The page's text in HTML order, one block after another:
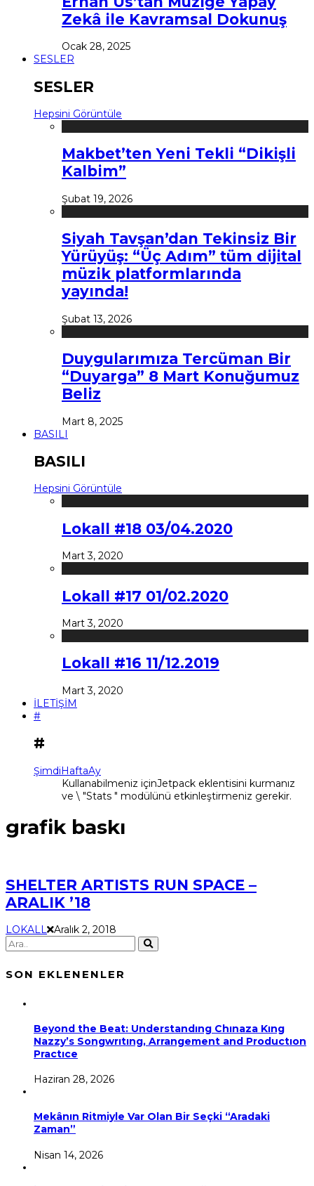
Zekâ ile Kavramsal Dokunuş
Ocak 28, 2025
SESLER
SESLER
Hepsini Görüntüle
Makbet’ten Yeni Tekli “Dikişli
Kalbim”
Şubat 19, 2026
Siyah Tavşan’dan Tekinsiz Bir
Yürüyüş: “Üç Adım” tüm dijital
müzik platformlarında
yayında!
Şubat 13, 2026
Duygularımıza Tercüman Bir
“Duyarga” 8 Mart Konuğumuz
Beliz
Mart 8, 2025
BASILI
BASILI
Hepsini Görüntüle
Lokall #18 03/04.2020
Mart 3, 2020
Lokall #17 01/02.2020
Mart 3, 2020
Lokall #16 11/12.2019
Mart 3, 2020
İLETİŞİM
#
#
ŞimdiHaftaAy
Kullanabilmeniz içinJetpack eklentisini kurmanız
ve \ "Stats " modülünü etkinleştirmeniz gerekir.
grafik baskı
SHELTER ARTISTS RUN SPACE –
ARALIK ’18
LOKALL Aralık 2, 2018
SON EKLENENLER
Beyond the Beat: Understandıng Chınaza Kıng
Nazzy’s Songwrıtıng, Arrangement and Productıon
Practıce
Haziran 28, 2026
Mekânın Ritmiyle Var Olan Bir Seçki “Aradaki
Zaman”
Nisan 14, 2026